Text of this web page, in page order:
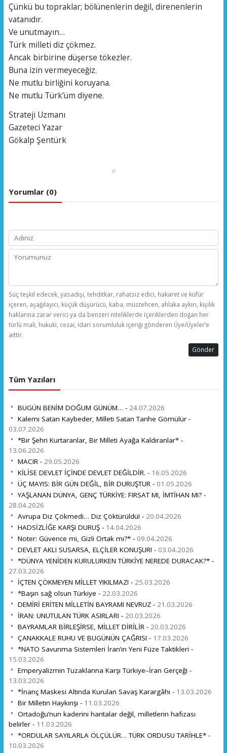
Çünkü bu topraklar; bölünenlerin değil, direnenlerin
vatanıdır.
Ve unutmayın…
Türk milleti diz çökmez.
Ancak birbirine düşerse tökezler.
Buna izin vermeyeceğiz.
Ne mutlu birliğini koruyana.
Ne mutlu Türk’üm diyene.
Strateji Uzmanı
Gazeteci Yazar
Gökalp Şentürk
#
Yorumlar (0)
Suç teşkil edecek, yasadışı, tehditkar, rahatsız edici, hakaret ve küfür
içeren, aşağılayıcı, küçük düşürücü, kaba, müstehcen, ahlaka aykırı, kişilik
haklarına zarar verici ya da benzeri niteliklerde içeriklerden doğan her
türlü mali, hukuki, cezai, idari sorumluluk içeriği gönderen Üye/Üyeler’e
aittir.
Gönder
Tüm Yazıları
BUGÜN BENİM DOĞUM GÜNÜM… - 24.07.2026
Kalemi Satan Kaybeder, Milleti Satan Tarihe Gömülür -
03.07.2026
*Bir Şehri Kurtaranlar, Bir Milleti Ayağa Kaldıranlar* -
13.06.2026
MACIR - 29.05.2026
KİLİSE DEVLET İÇİNDE DEVLET DEĞİLDİR. - 16.05.2026
ÜÇ MAYIS: BİR GÜN DEĞİL, BİR DURUŞTUR - 01.05.2026
YAŞLANAN DÜNYA, GENÇ TÜRKİYE: FIRSAT MI, İMTİHAN MI? -
28.04.2026
Avrupa Diz Çökmedi… Diz Çöktürüldü! - 20.04.2026
HADSİZLİĞE KARŞI DURUŞ - 14.04.2026
Noter: Güvence mi, Gizli Ortak mı?* - 09.04.2026
DEVLET AKLI SUSARSA, ELÇİLER KONUŞUR! - 03.04.2026
*DÜNYA YENİDEN KURULURKEN TÜRKİYE NEREDE DURACAK?* -
27.03.2026
İÇTEN ÇÖKMEYEN MİLLET YIKILMAZ! - 25.03.2026
*Başın sağ olsun Türkiye - 22.03.2026
DEMİRİ ERİTEN MİLLETİN BAYRAMI NEVRUZ - 21.03.2026
İRAN: UNUTULAN TÜRK ASIRLARI - 20.03.2026
BAYRAMLAR BİRLEŞİRSE, MİLLET DİRİLİR - 20.03.2026
ÇANAKKALE RUHU VE BUGÜNÜN ÇAĞRISI - 17.03.2026
*NATO Savunma Sistemleri İran’ın Yeni Füze Taktikleri -
15.03.2026
Emperyalizmin Tuzaklarına Karşı Türkiye–İran Gerçeği -
13.03.2026
*İnanç Maskesi Altında Kurulan Savaş Karargâhı - 13.03.2026
Bir Milletin Haykırışı - 11.03.2026
Ortadoğu’nun kaderini haritalar değil, milletlerin hafızası
belirler - 11.03.2026
*ORDULAR SAYILARLA ÖLÇÜLÜR… TÜRK ORDUSU TARİHLE* -
10.03.2026